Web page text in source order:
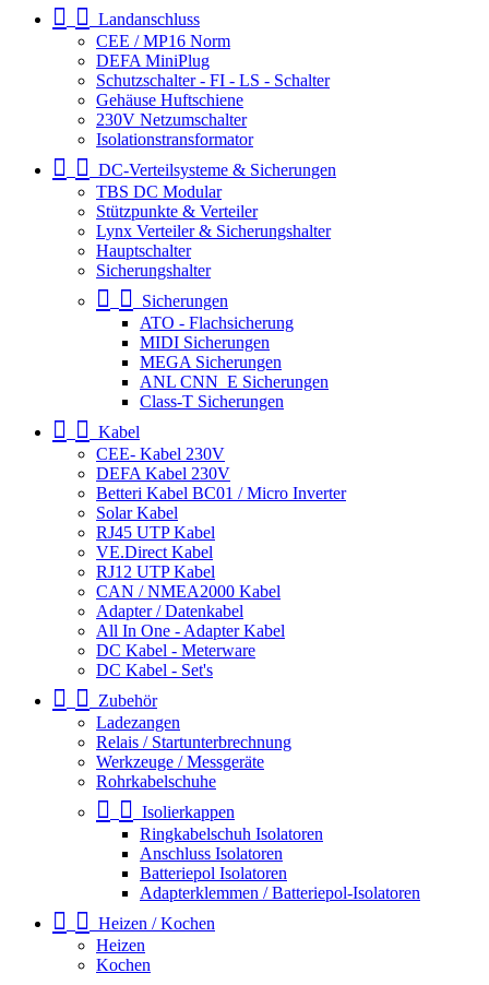
Landanschluss
CEE / MP16 Norm
DEFA MiniPlug
Schutzschalter - FI - LS - Schalter
Gehäuse Huftschiene
230V Netzumschalter
Isolationstransformator
DC-Verteilsysteme & Sicherungen
TBS DC Modular
Stützpunkte & Verteiler
Lynx Verteiler & Sicherungshalter
Hauptschalter
Sicherungshalter
Sicherungen
ATO - Flachsicherung
MIDI Sicherungen
MEGA Sicherungen
ANL CNN_E Sicherungen
Class-T Sicherungen
Kabel
CEE- Kabel 230V
DEFA Kabel 230V
Betteri Kabel BC01 / Micro Inverter
Solar Kabel
RJ45 UTP Kabel
VE.Direct Kabel
RJ12 UTP Kabel
CAN / NMEA2000 Kabel
Adapter / Datenkabel
All In One - Adapter Kabel
DC Kabel - Meterware
DC Kabel - Set's
Zubehör
Ladezangen
Relais / Startunterbrechnung
Werkzeuge / Messgeräte
Rohrkabelschuhe
Isolierkappen
Ringkabelschuh Isolatoren
Anschluss Isolatoren
Batteriepol Isolatoren
Adapterklemmen / Batteriepol-Isolatoren
Heizen / Kochen
Heizen
Kochen